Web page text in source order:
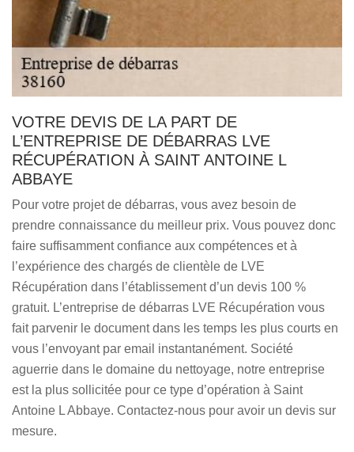
VOTRE DEVIS DE LA PART DE
L’ENTREPRISE DE DÉBARRAS LVE
RÉCUPÉRATION À SAINT ANTOINE L
ABBAYE
Pour votre projet de débarras, vous avez besoin de
prendre connaissance du meilleur prix. Vous pouvez donc
faire suffisamment confiance aux compétences et à
l’expérience des chargés de clientèle de LVE
Récupération dans l’établissement d’un devis 100 %
gratuit. L’entreprise de débarras LVE Récupération vous
fait parvenir le document dans les temps les plus courts en
vous l’envoyant par email instantanément. Société
aguerrie dans le domaine du nettoyage, notre entreprise
est la plus sollicitée pour ce type d’opération à Saint
Antoine L Abbaye. Contactez-nous pour avoir un devis sur
mesure.